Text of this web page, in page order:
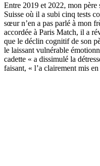
Entre 2019 et 2022, mon père
Suisse où il a subi cinq tests
sœur n’en a pas parlé à mon
accordée à Paris Match, il a
que le déclin cognitif de son
le laissant vulnérable
cadette « a dissimulé la
faisant, « l’a clairement mis